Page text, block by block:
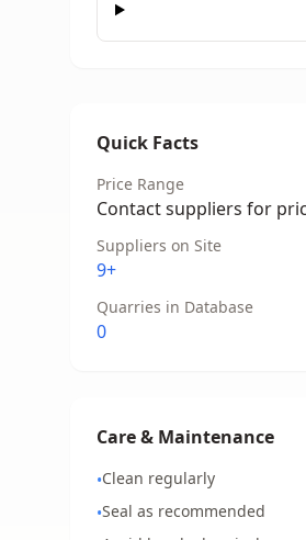
Quick Facts
Price Range
Contact suppliers for
Suppliers on Site
9+
Quarries in Database
0
Care & Maintenance
•Clean regularly
•Seal as recommended